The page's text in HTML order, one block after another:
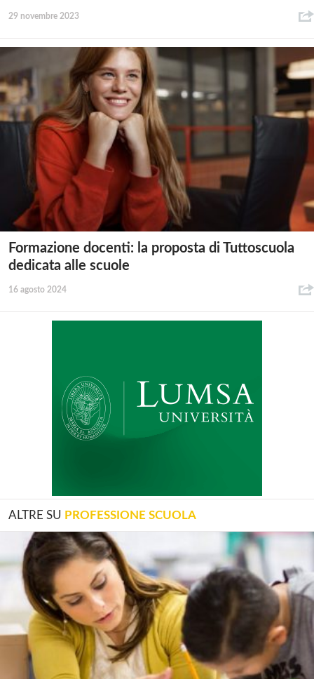
29 novembre 2023
Formazione docenti: la proposta di Tuttoscuola
dedicata alle scuole
16 agosto 2024
ALTRE SU PROFESSIONE SCUOLA